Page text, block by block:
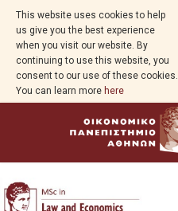
This website uses cookies to help
us give you the best experience
when you visit our website. By
continuing to use this website, you
consent to our use of these cookies.
You can learn more here